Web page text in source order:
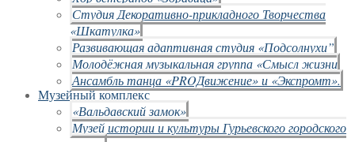
Студия Декоративно-прикладного Творчества
«Шкатулка»
Развивающая адаптивная студия «Подсолнухи”
Молодёжная музыкальная группа «Смысл жизни
Ансамбль танца «PROДвижение» и «Экспромт».
Музейный комплекс
«Вальдавский замок»
Музей истории и культуры Гурьевского городского